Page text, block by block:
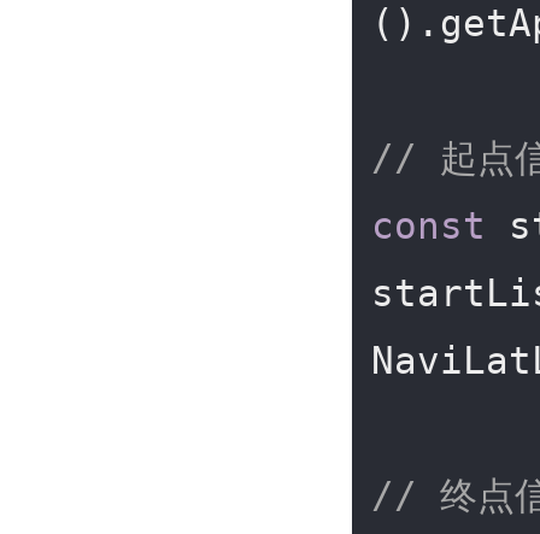
// 起点
const
// 终点